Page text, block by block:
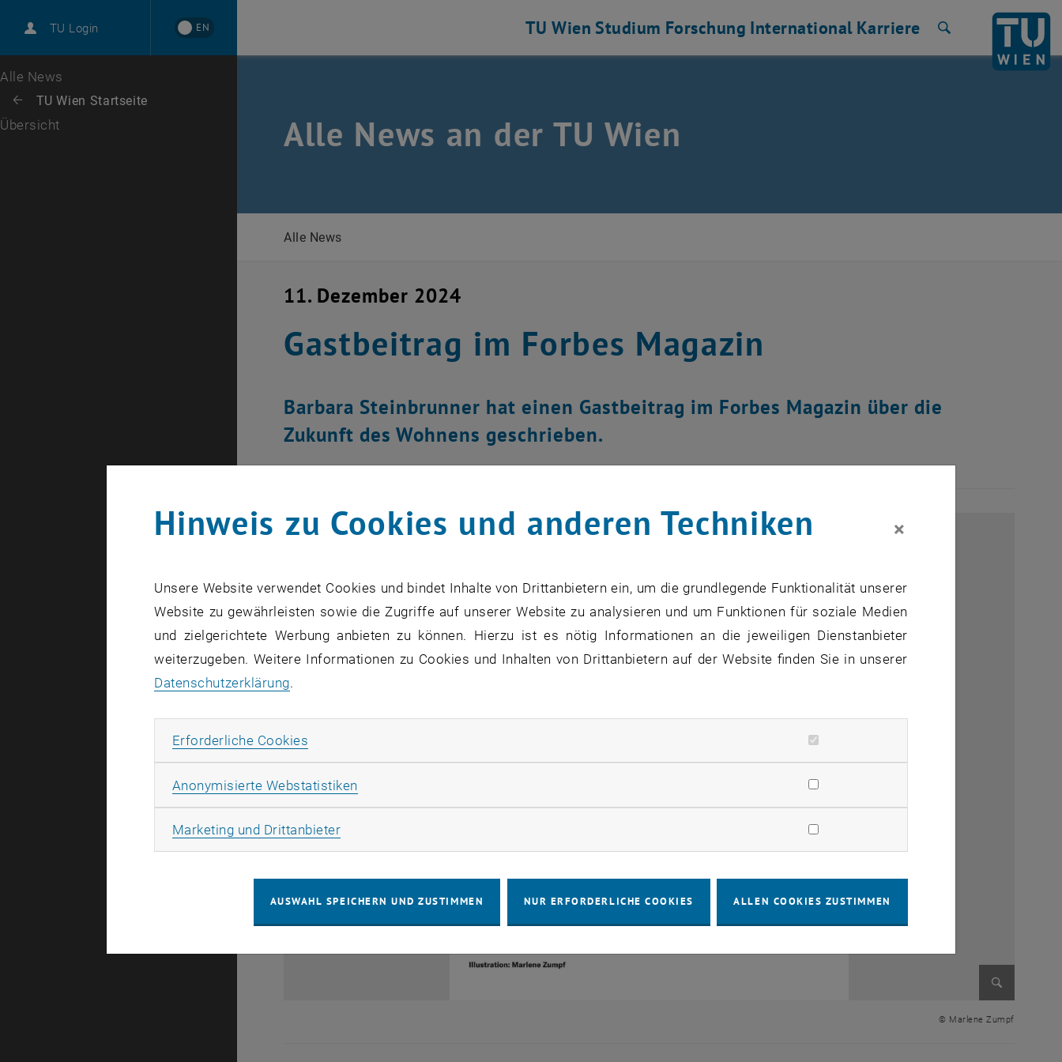
TU Login EN
Karriere
Zur 1. Menü Ebene
Alle News
Zurück: Subseiten von TU Wien Startseite auflisten
Zurück zur letzten Ebene:
TU Wien Startseite
Übersicht
TU Wien Studium Forschung International Karriere
Alle News an der TU Wien
Alle News
11. Dezember 2024
Gastbeitrag im Forbes Magazin
Barbara Steinbrunner hat einen Gastbeitrag im Forbes Magazin über die
Zukunft des Wohnens geschrieben.
© Marlene Zumpf
Hinweis zu Cookies und anderen Techniken ×
Unsere Website verwendet Cookies und bindet Inhalte von Drittanbietern ein, um die grundlegende Funktionalität unserer
Website zu gewährleisten sowie die Zugriffe auf unserer Website zu analysieren und um Funktionen für soziale Medien
und zielgerichtete Werbung anbieten zu können. Hierzu ist es nötig Informationen an die jeweiligen Dienstanbieter
weiterzugeben. Weitere Informationen zu Cookies und Inhalten von Drittanbietern auf der Website finden Sie in unserer
Datenschutzerklärung.
Erforderliche Cookies
Anonymisierte Webstatistiken
Marketing und DrittanbieterMarketing Cookies zulassen
AUSWAHL SPEICHERN UND ZUSTIMMEN NUR ERFORDERLICHE COOKIES ALLEN COOKIES ZUSTIMMEN